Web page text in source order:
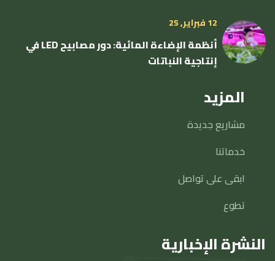
12 فبراير, 25
أنظمة الإضاءة المائية: دور مصابيح LED في
إنتاجية النباتات
المزيد
مشاريع جديدة
خدماتنا
ابقى على تواصل
تطوع
النشرة الإخبارية